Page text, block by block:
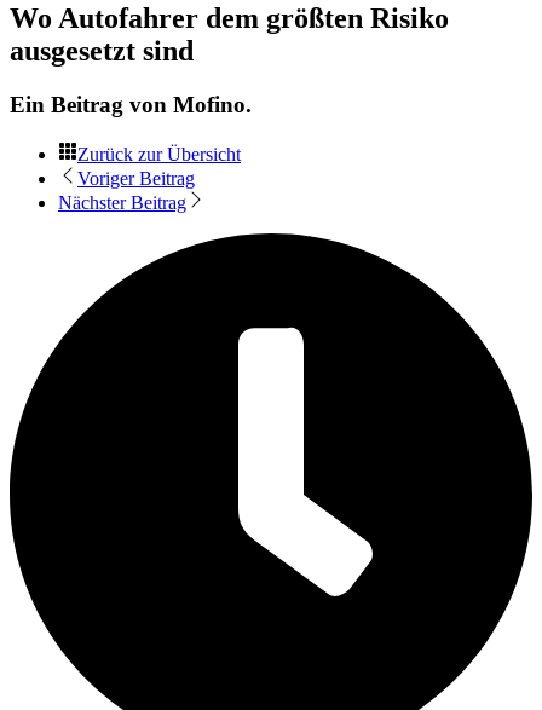
Wo Autofahrer dem größten Risiko
ausgesetzt sind
Ein Beitrag von Mofino.
Zurück zur Übersicht
Voriger Beitrag
Nächster Beitrag